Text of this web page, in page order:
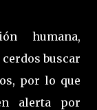
humana,
buscar
por lo que
alerta por